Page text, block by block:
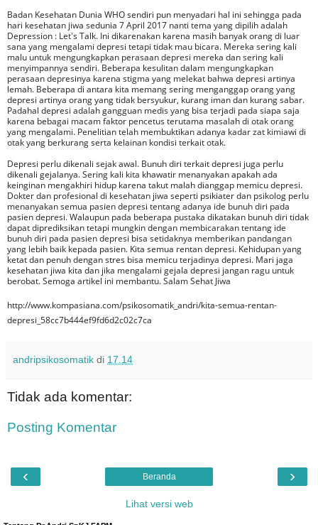
Badan Kesehatan Dunia WHO sendiri pun menyadari hal ini sehingga pada
hari kesehatan jiwa sedunia 7 April 2017 nanti tema yang dipilih adalah
Depression : Let's Talk. Ini dikarenakan karena masih banyak orang di luar
sana yang mengalami depresi tetapi tidak mau bicara. Mereka sering kali
malu untuk mengungkapkan perasaan depresi mereka dan sering kali
menyimpannya sendiri. Beberapa kesulitan dalam mengungkapkan
perasaan depresinya karena stigma yang melekat bahwa depresi artinya
lemah. Beberapa di antara kita memang sering menganggap orang yang
depresi artinya orang yang tidak bersyukur, kurang iman dan kurang sabar.
Padahal depresi adalah gangguan medis yang bisa terjadi pada siapa saja
karena bebagai macam faktor pencetus terutama masalah di otak orang
yang mengalami. Penelitian telah membuktikan adanya kadar zat kimiawi di
otak yang berkurang serta kelainan kondisi terkait otak.
Depresi perlu dikenali sejak awal. Bunuh diri terkait depresi juga perlu
dikenali gejalanya. Sering kali kita khawatir menanyakan apakah ada
keinginan mengakhiri hidup karena takut malah dianggap memicu depresi.
Dokter dan profesional di kesehatan jiwa seperti psikiater dan psikolog perlu
menanyakan semua pasien depresi tentang adanya ide bunuh diri pada
pasien depresi. Walaupun pada beberapa pustaka dikatakan bunuh diri tidak
dapat diprediksikan tetapi mungkin dengan membicarakan tentang ide
bunuh diri pada pasien depresi bisa setidaknya memberikan pandangan
yang lebih baik kepada pasien. Kita semua rentan depresi. Kehidupan yang
ketat dan penuh dengan stres bisa memicu terjadinya depresi. Mari jaga
kesehatan jiwa kita dan jika mengalami gejala depresi jangan ragu untuk
berobat. Semoga artikel ini membantu. Salam Sehat Jiwa
http://www.kompasiana.com/psikosomatik_andri/kita-semua-rentan-
depresi_58cc7b444ef9fd6d2c02c7ca
andripsikosomatik di 17.14
Tidak ada komentar:
Posting Komentar
‹ ›
Beranda
Lihat versi web